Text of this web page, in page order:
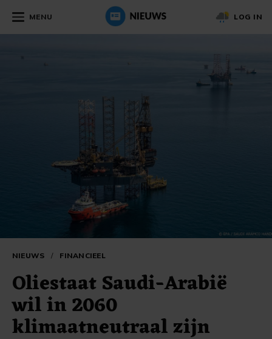
MENU LOG IN
NIEUWS / FINANCIEEL
Oliestaat Saudi-Arabië
wil in 2060
klimaatneutraal zijn